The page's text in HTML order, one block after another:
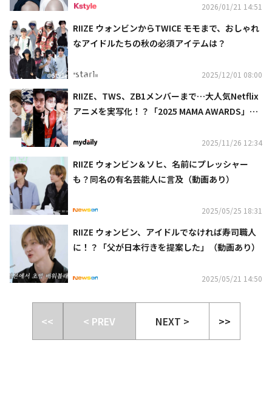
2026/01/21 14:51
RIIZE ウォンビンからTWICE モモまで、おしゃれ
なアイドルたちの秋の必須アイテムは？
2025/12/01 08:00
RIIZE、TWS、ZB1メンバーまで…大人気Netflix
アニメを実写化！？「2025 MAMA AWARDS」で
2025/11/26 12:34
RIIZE ウォンビン＆ソヒ、名前にプレッシャー
も？同名の有名芸能人に言及（動画あり）
2025/05/25 18:31
RIIZE ウォンビン、アイドルでなければ寿司職人
に！？「父が日本行きを提案した」（動画あり）
2025/05/21 14:50
<< < PREV NEXT > >>